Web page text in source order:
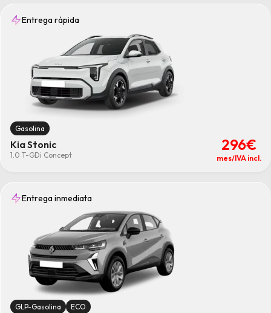
Entrega rápida
Gasolina
Kia Stonic
1.0 T-GDi Concept
296€
mes/IVA incl.
Entrega inmediata
GLP-Gasolina ECO